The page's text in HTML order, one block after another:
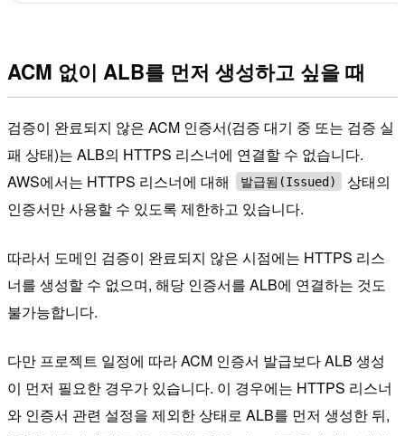
ACM 없이 ALB를 먼저 생성하고 싶을 때
검증이 완료되지 않은 ACM 인증서(검증 대기 중 또는 검증 실
패 상태)는 ALB의 HTTPS 리스너에 연결할 수 없습니다.
AWS에서는 HTTPS 리스너에 대해
발급됨(Issued)
상태의
인증서만 사용할 수 있도록 제한하고 있습니다.
따라서 도메인 검증이 완료되지 않은 시점에는 HTTPS 리스
너를 생성할 수 없으며, 해당 인증서를 ALB에 연결하는 것도
불가능합니다.
다만 프로젝트 일정에 따라 ACM 인증서 발급보다 ALB 생성
이 먼저 필요한 경우가 있습니다. 이 경우에는 HTTPS 리스너
와 인증서 관련 설정을 제외한 상태로 ALB를 먼저 생성한 뒤,